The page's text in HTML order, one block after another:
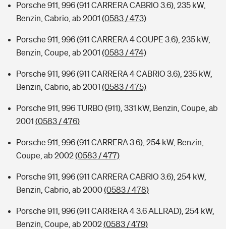
Porsche 911, 996 (911 CARRERA CABRIO 3.6), 235 kW,
Benzin, Cabrio, ab 2001 (0583 / 473)
Porsche 911, 996 (911 CARRERA 4 COUPE 3.6), 235 kW,
Benzin, Coupe, ab 2001 (0583 / 474)
Porsche 911, 996 (911 CARRERA 4 CABRIO 3.6), 235 kW,
Benzin, Cabrio, ab 2001 (0583 / 475)
Porsche 911, 996 TURBO (911), 331 kW, Benzin, Coupe, ab
2001 (0583 / 476)
Porsche 911, 996 (911 CARRERA 3.6), 254 kW, Benzin,
Coupe, ab 2002(0583 / 477)
Porsche 911, 996 (911 CARRERA CABRIO 3.6), 254 kW,
Benzin, Cabrio, ab 2000(0583 / 478)
Porsche 911, 996 (911 CARRERA 4 3.6 ALLRAD), 254 kW,
Benzin, Coupe, ab 2002(0583 / 479)